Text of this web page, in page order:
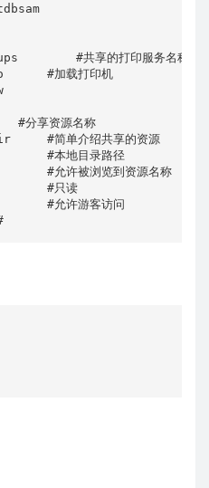
#共享的打印服务名称
#加载打印机
享资源名称
#简单介绍共享的资源
#本地目录路径
#允许被浏览到资源名称
#只读
#允许游客访问